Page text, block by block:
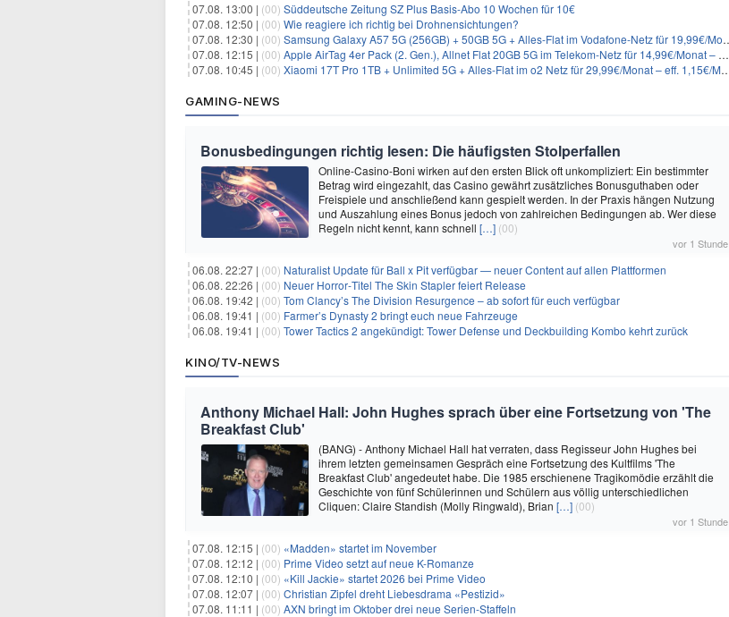
07.08. 13:00 | (00) Süddeutsche Zeitung SZ Plus Basis-Abo 10 Wochen für 10€
07.08. 12:50 | (00) Wie reagiere ich richtig bei Drohnensichtungen?
07.08. 12:30 | (00) Samsung Galaxy A57 5G (256GB) + 50GB 5G + Alles-Flat im Vodafone-Netz für 19,99€/Monat – eff. 2,36€/Monat
07.08. 12:15 | (00) Apple AirTag 4er Pack (2. Gen.), Allnet Flat 20GB 5G im Telekom-Netz für 14,99€/Monat – eff. 2,07€/Monat
07.08. 10:45 | (00) Xiaomi 17T Pro 1TB + Unlimited 5G + Alles-Flat im o2 Netz für 29,99€/Monat – eff. 1,15€/Monat
GAMING-NEWS
Bonusbedingungen richtig lesen: Die häufigsten Stolperfallen
Online-Casino-Boni wirken auf den ersten Blick oft unkompliziert: Ein bestimmter
Betrag wird eingezahlt, das Casino gewährt zusätzliches Bonusguthaben oder
Freispiele und anschließend kann gespielt werden. In der Praxis hängen Nutzung
und Auszahlung eines Bonus jedoch von zahlreichen Bedingungen ab. Wer diese
Regeln nicht kennt, kann schnell […] (00)
vor 1 Stunde
06.08. 22:27 | (00) Naturalist Update für Ball x Pit verfügbar — neuer Content auf allen Plattformen
06.08. 22:26 | (00) Neuer Horror‑Titel The Skin Stapler feiert Release
06.08. 19:42 | (00) Tom Clancy’s The Division Resurgence – ab sofort für euch verfügbar
06.08. 19:41 | (00) Farmer’s Dynasty 2 bringt euch neue Fahrzeuge
06.08. 19:41 | (00) Tower Tactics 2 angekündigt: Tower Defense und Deckbuilding Kombo kehrt zurück
KINO/TV-NEWS
Anthony Michael Hall: John Hughes sprach über eine Fortsetzung von 'The
Breakfast Club'
(BANG) - Anthony Michael Hall hat verraten, dass Regisseur John Hughes bei
ihrem letzten gemeinsamen Gespräch eine Fortsetzung des Kultfilms 'The
Breakfast Club' angedeutet habe. Die 1985 erschienene Tragikomödie erzählt die
Geschichte von fünf Schülerinnen und Schülern aus völlig unterschiedlichen
Cliquen: Claire Standish (Molly Ringwald), Brian […] (00)
vor 1 Stunde
07.08. 12:15 | (00) «Madden» startet im November
07.08. 12:12 | (00) Prime Video setzt auf neue K-Romanze
07.08. 12:10 | (00) «Kill Jackie» startet 2026 bei Prime Video
07.08. 12:07 | (00) Christian Zipfel dreht Liebesdrama «Pestizid»
07.08. 11:11 | (00) AXN bringt im Oktober drei neue Serien-Staffeln